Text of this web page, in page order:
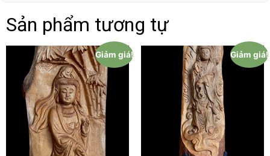
Sản phẩm tương tự
Giảm giá! Giảm giá!